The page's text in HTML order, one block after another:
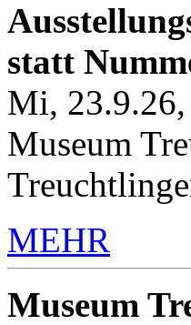
statt
Mi,
Museum
MEHR
Museum